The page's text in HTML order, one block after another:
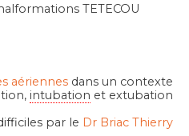
TETECOU
aériennes dans un contexte
intubation et extubation
par le Dr Briac Thierry